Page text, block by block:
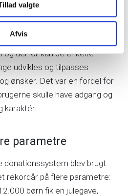
valgte
Afvis
er, at der er
og påtage sig forskellige
Den ene type er ikke
og derfor kan de enkelte
udvikles og tilpasses
ønsker. Det var en fordel for
skulle have adgang og
karaktér.
parametre
donationssystem blev brugt
rekordår på flere parametre:
børn fik en julegave,